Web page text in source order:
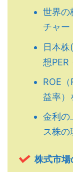
世界の
チャー
日本
想PER
ROE
益率）
金利の
ス株の
株式市場